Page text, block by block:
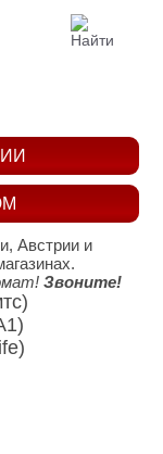
Австрии и
Звоните!